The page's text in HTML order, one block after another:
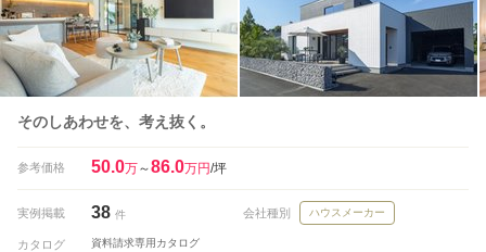
そのしあわせを、考え抜く。
参考価格 50.0万～86.0万円/坪
実例掲載 38 件 会社種別 ハウスメーカー
カタログ 資料請求専用カタログ